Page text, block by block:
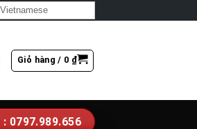
Vietnamese
Giỏ hàng / 0 ₫
0797.989.656